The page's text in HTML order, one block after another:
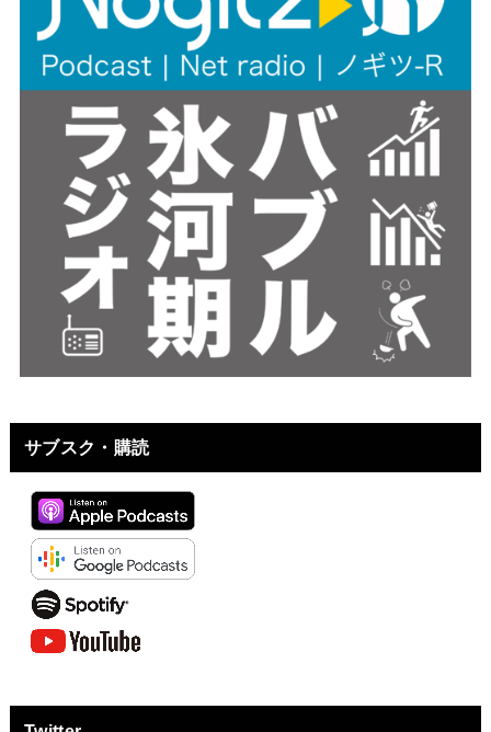
サブスク・購読